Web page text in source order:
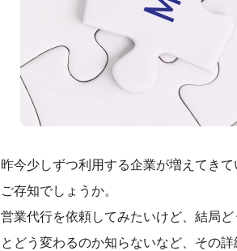
昨今少しずつ利用する企業が増えてき
ご存知でしょうか。
営業代行を依頼してみたいけど、結局
とどう変わるのか知らないなど、その